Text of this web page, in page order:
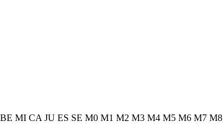
BE MI CA JU ES SE M0 M1 M2 M3 M4 M5 M6 M7 M8